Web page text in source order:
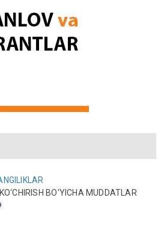
BO‘YICHA MUDDATLAR